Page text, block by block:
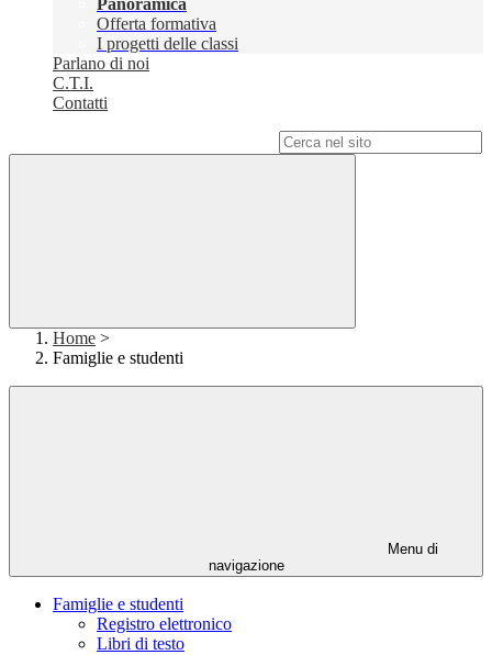
Panoramica
Offerta formativa
I progetti delle classi
Parlano di noi
C.T.I.
Contatti
Home >
Famiglie e studenti
Menu di
navigazione
Famiglie e studenti
Registro elettronico
Libri di testo